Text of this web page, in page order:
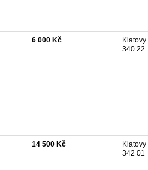
6 000 Kč
Klatovy
340 22
14 500 Kč
Klatovy
342 01